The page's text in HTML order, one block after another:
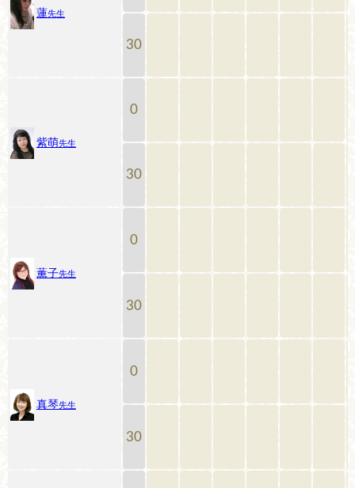
蓮先生
30
紫萌先生
0
30
薫子先生
0
30
真琴先生
0
30